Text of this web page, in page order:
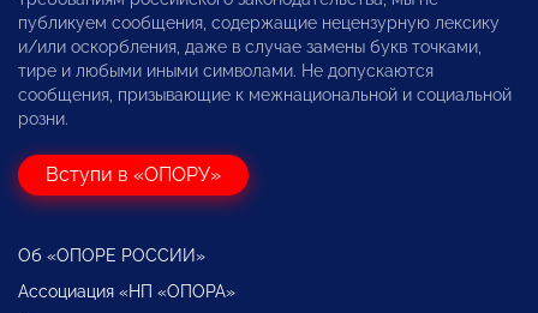
публикуем сообщения, содержащие нецензурную лексику
и/или оскорбления, даже в случае замены букв точками,
тире и любыми иными символами. Не допускаются
сообщения, призывающие к межнациональной и социальной
розни.
Вступи в «ОПОРУ»
Об «ОПОРЕ РОССИИ»
Ассоциация «НП «ОПОРА»